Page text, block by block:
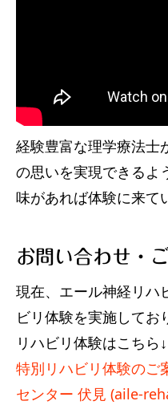
経験豊富な理学療法士
の思いを実現できるよ
味があれば体験に来て
お問い合わせ・
現在、エール神経リハ
ビリ体験を実施してお
リハビリ体験はこちら↓
特別リハビリ体験のご
センター 伏見 (aile-